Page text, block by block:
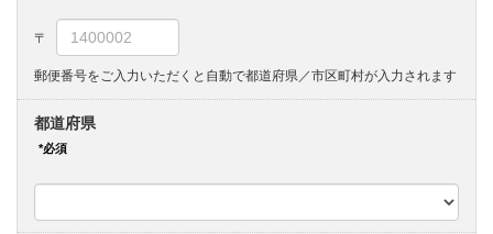
郵便番号をご入力いただくと自動で都道府県／市区町村が入力されます
都道府県